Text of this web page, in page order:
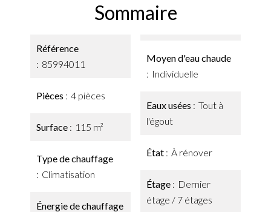
Sommaire
Référence
85994011
Pièces 4 pièces
Surface 115 m²
Type de chauffage
Climatisation
Énergie de chauffage
Moyen d'eau chaude
Individuelle
Eaux usées
Tout à
l'égout
État À rénover
Étage
Dernier
étage / 7 étages